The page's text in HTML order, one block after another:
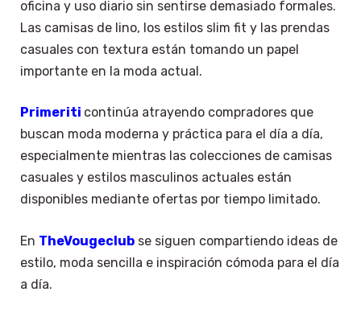
oficina y uso diario sin sentirse demasiado formales.
Las camisas de lino, los estilos slim fit y las prendas
casuales con textura están tomando un papel
importante en la moda actual.
Primeriti continúa atrayendo compradores que
buscan moda moderna y práctica para el día a día,
especialmente mientras las colecciones de camisas
casuales y estilos masculinos actuales están
disponibles mediante ofertas por tiempo limitado.
En TheVougeclub se siguen compartiendo ideas de
estilo, moda sencilla e inspiración cómoda para el día
a día.